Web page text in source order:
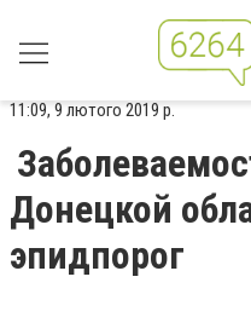
11:09, 9 лютого 2019 р.
Донецкой
эпидпорог